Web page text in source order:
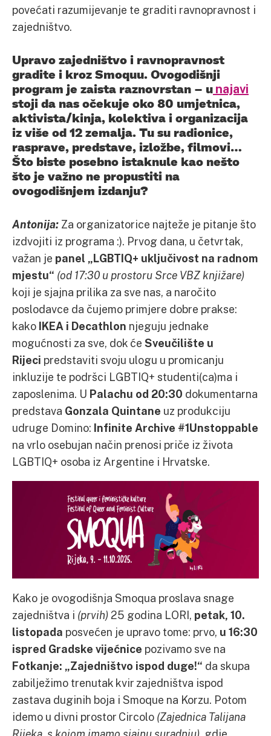
povećati razumijevanje te graditi ravnopravnost i
zajedništvo.
Upravo zajedništvo i ravnopravnost
gradite i kroz Smoquu. Ovogodišnji
program je zaista raznovrstan – u najavi
stoji da nas očekuje oko 80 umjetnica,
aktivista/kinja, kolektiva i organizacija
iz više od 12 zemalja. Tu su radionice,
rasprave, predstave, izložbe, filmovi…
Što biste posebno istaknule kao nešto
što je važno ne propustiti na
ovogodišnjem izdanju?
Antonija: Za organizatorice najteže je pitanje što
izdvojiti iz programa :). Prvog dana, u četvrtak,
važan je panel „LGBTIQ+ uključivost na radnom
mjestu“ (od 17:30 u prostoru Srce VBZ knjižare)
koji je sjajna prilika za sve nas, a naročito
poslodavce da čujemo primjere dobre prakse:
kako IKEA i Decathlon njeguju jednake
mogućnosti za sve, dok će Sveučilište u
Rijeci predstaviti svoju ulogu u promicanju
inkluzije te podršci LGBTIQ+ studenti(ca)ma i
zaposlenima. U Palachu od 20:30 dokumentarna
predstava Gonzala Quintane uz produkciju
udruge Domino: Infinite Archive #1Unstoppable
na vrlo osebujan način prenosi priče iz života
LGBTIQ+ osoba iz Argentine i Hrvatske.
Kako je ovogodišnja Smoqua proslava snage
zajedništva i (prvih) 25 godina LORI, petak, 10.
listopada posvećen je upravo tome: prvo, u 16:30
ispred Gradske vijećnice pozivamo sve na
Fotkanje: „Zajedništvo ispod duge!“ da skupa
zabilježimo trenutak kvir zajedništva ispod
zastava duginih boja i Smoque na Korzu. Potom
idemo u divni prostor Circolo (Zajednica Talijana